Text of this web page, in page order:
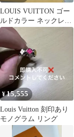
LOUIS VUITTON ゴー
ルドカラー ネックレ
ス 未使用
¥15,555
Louis Vuitton 刻印あり
モノグラム リング